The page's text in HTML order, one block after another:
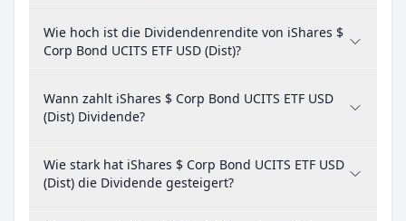
Wie hoch ist die Dividendenrendite von iShares $
Corp Bond UCITS ETF USD (Dist)?
Wann zahlt iShares $ Corp Bond UCITS ETF USD
(Dist) Dividende?
Wie stark hat iShares $ Corp Bond UCITS ETF USD
(Dist) die Dividende gesteigert?